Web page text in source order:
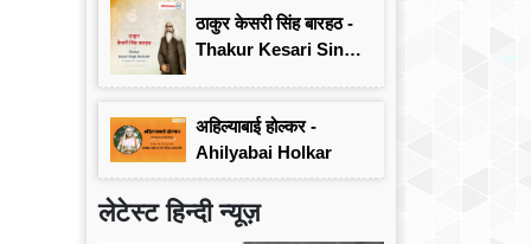
ठाकुर केसरी सिंह बारहठ -
Thakur Kesari Singh
अहिल्याबाई होल्कर -
Ahilyabai Holkar
लेटेस्ट हिन्दी न्यूज़